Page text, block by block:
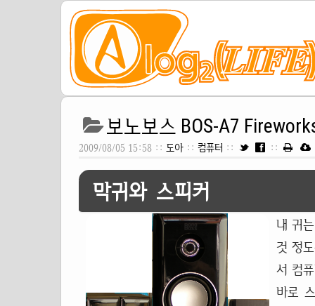
보노보스 BOS-A7
2009/08/05 15:58 :: 도아 :: 컴퓨터 :: ::
막귀와 스피커
내 귀
것 정
서 컴
바로